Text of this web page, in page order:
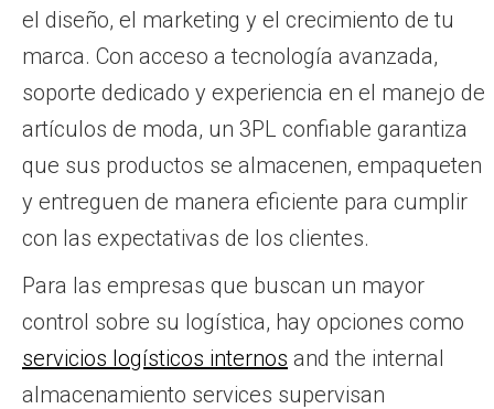
el diseño, el marketing y el crecimiento de tu
marca. Con acceso a tecnología avanzada,
soporte dedicado y experiencia en el manejo de
artículos de moda, un 3PL confiable garantiza
que sus productos se almacenen, empaqueten
y entreguen de manera eficiente para cumplir
con las expectativas de los clientes.
Para las empresas que buscan un mayor
control sobre su logística, hay opciones como
servicios logísticos internos and the internal
almacenamiento services supervisan